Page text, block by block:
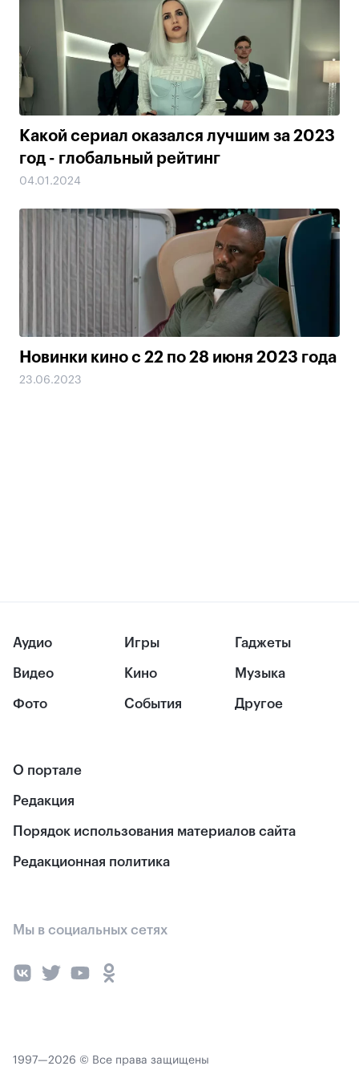
Какой сериал оказался лучшим за 2023
год - глобальный рейтинг
04.01.2024
Новинки кино с 22 по 28 июня 2023 года
23.06.2023
Аудио
Видео
Фото
Игры
Кино
События
Гаджеты
Музыка
Другое
О портале
Редакция
Порядок использования материалов сайта
Редакционная политика
Мы в социальных сетях
1997—2026 © Все права защищены